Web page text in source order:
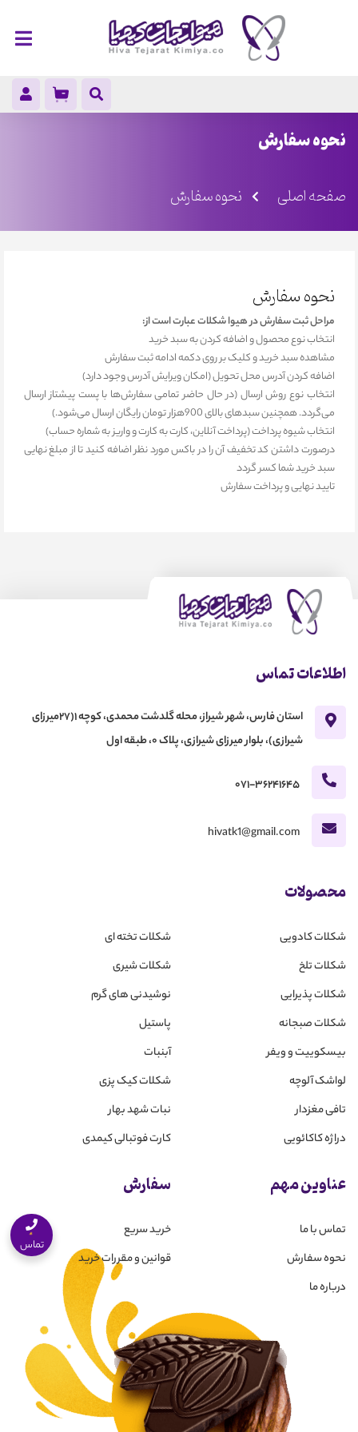
نحوه سفارش
صفحه اصلی نحوه سفارش
نحوه سفارش
مراحل ثبت سفارش در هیوا شکلات عبارت است از:
انتخاب نوع محصول و اضافه کردن به سبد خرید
مشاهده سبد خرید و کلیک بر روی دکمه ادامه ثبت سفارش
اضافه کردن آدرس محل تحویل (امکان ویرایش آدرس وجود دارد)
انتخاب نوع روش ارسال (در حال حاضر تمامی سفارش‌ها با پست پیشتاز ارسال
می‌گردد. همچنین سبدهای بالای 900هزار تومان رایگان ارسال می‌شود.)
انتخاب شیوه پرداخت (پرداخت آنلاین، کارت به کارت و واریز به شماره حساب)
درصورت داشتن کد تخفیف آن را در باکس مورد نظر اضافه کنید تا از مبلغ نهایی
سبد خرید شما کسر گردد
تایید نهایی و پرداخت سفارش
تماس
اطلاعات تماس
استان فارس، شهر شیراز، محله گلدشت محمدی، کوچه 1(27میرزای
شیرازی)، بلوار میرزای شیرازی، پلاک 0، طبقه اول
071-36241645
hivatk1@gmail.com
محصولات
شکلات کادویی
شکلات تلخ
شکلات پذیرایی
شکلات صبجانه
بیسکوییت و ویفر
لواشک آلوچه
تافی مغزدار
دراژه کاکائویی
شکلات تخته ای
شکلات شیری
نوشیدنی های گرم
پاستیل
آبنبات
شکلات کیک پزی
نبات شهد بهار
کارت فوتبالی کیمدی
عناوین مهم
تماس با ما
نحوه سفارش
درباره ما
سفارش
خرید سریع
قوانین و مقررات خرید